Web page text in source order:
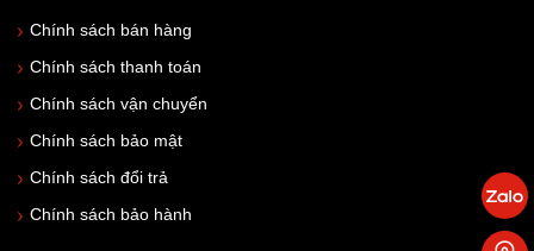
Chính sách bán hàng
Chính sách thanh toán
Chính sách vận chuyển
Chính sách bảo mật
Chính sách đổi trả
Chính sách bảo hành